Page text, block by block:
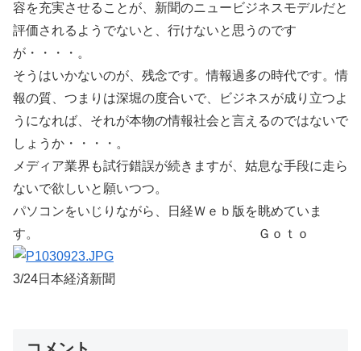
容を充実させることが、新聞のニュービジネスモデルだと
評価されるようでないと、行けないと思うのです
が・・・・。
そうはいかないのが、残念です。情報過多の時代です。情
報の質、つまりは深堀の度合いで、ビジネスが成り立つよ
うになれば、それが本物の情報社会と言えるのではないで
しょうか・・・・。
メディア業界も試行錯誤が続きますが、姑息な手段に走ら
ないで欲しいと願いつつ。
パソコンをいじりながら、日経Ｗｅｂ版を眺めていま
す。 Ｇｏｔｏ
3/24日本経済新聞